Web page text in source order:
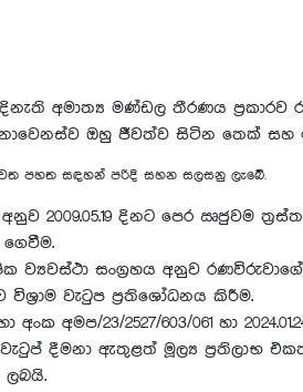
දිනැති අමාත්‍ය මණ්ඩල තීරණය
ඔහු ජීවත්ව සිටින තෙක් සහ
පහත සඳහන් පරිදි සහන සලසනු ලැබේ.
අනුව 2009.05.19 දිනට පෙර
ගෙවීම.
ව්‍යවස්ථා සංග්‍රහය අනුව
වැටුප ප්‍රතිශෝධනය කිරීම.
හා අංක අමප/23/2527/603/061
දීමනා ඇතුළත් මූල්‍ය ප්‍රතිලාභ
ලබයි.